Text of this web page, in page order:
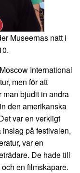
Museernas natt i
International
men för att
man bjudit in andra
den amerikanska
var en verkligt
på festivalen,
var en
De hade till
en filmskapare.